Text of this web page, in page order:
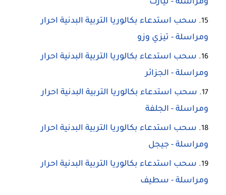
ومراسلة - تيارت
سحب استدعاء بكالوريا التربية البدنية احرار
ومراسلة - تيزي وزو
سحب استدعاء بكالوريا التربية البدنية احرار
ومراسلة - الجزائر
سحب استدعاء بكالوريا التربية البدنية احرار
ومراسلة - الجلفة
سحب استدعاء بكالوريا التربية البدنية احرار
ومراسلة - جيجل
سحب استدعاء بكالوريا التربية البدنية احرار
ومراسلة - سطيف